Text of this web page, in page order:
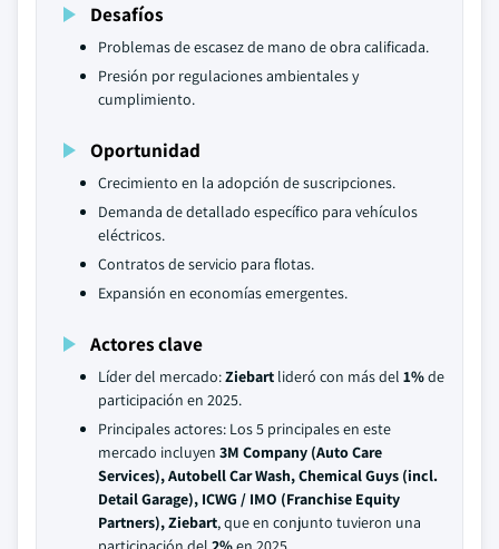
Desafíos
Problemas de escasez de mano de obra calificada.
Presión por regulaciones ambientales y
cumplimiento.
Oportunidad
Crecimiento en la adopción de suscripciones.
Demanda de detallado específico para vehículos
eléctricos.
Contratos de servicio para flotas.
Expansión en economías emergentes.
Actores clave
Líder del mercado:Ziebart lideró con más del 1%de
participación en 2025.
Principales actores: Los 5 principales en este
mercado incluyen 3M Company (Auto Care
Services), Autobell Car Wash, Chemical Guys (incl.
Detail Garage), ICWG / IMO (Franchise Equity
Partners), Ziebart, que en conjunto tuvieron una